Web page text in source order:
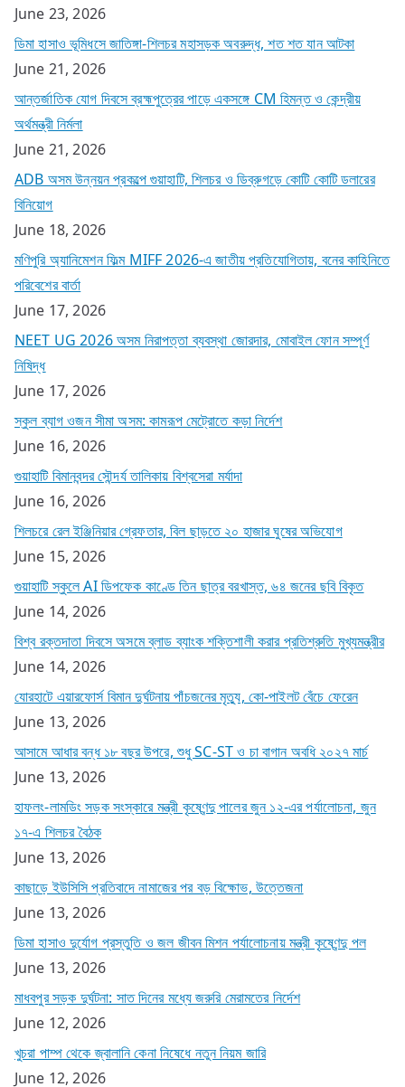
June 23, 2026
ডিমা হাসাও ভূমিধসে জাতিঙ্গা-শিলচর মহাসড়ক অবরুদ্ধ, শত শত যান আটকা
June 21, 2026
আন্তর্জাতিক যোগ দিবসে ব্রহ্মপুত্রের পাড়ে একসঙ্গে CM হিমন্ত ও কেন্দ্রীয়
অর্থমন্ত্রী নির্মলা
June 21, 2026
ADB অসম উন্নয়ন প্রকল্পে গুয়াহাটি, শিলচর ও ডিব্রুগড়ে কোটি কোটি ডলারের
বিনিয়োগ
June 18, 2026
মণিপুরি অ্যানিমেশন ফিল্ম MIFF 2026-এ জাতীয় প্রতিযোগিতায়, বনের কাহিনিতে
পরিবেশের বার্তা
June 17, 2026
NEET UG 2026 অসম নিরাপত্তা ব্যবস্থা জোরদার, মোবাইল ফোন সম্পূর্ণ
নিষিদ্ধ
June 17, 2026
স্কুল ব্যাগ ওজন সীমা অসম: কামরূপ মেট্রোতে কড়া নির্দেশ
June 16, 2026
গুয়াহাটি বিমানবন্দর সৌন্দর্য তালিকায় বিশ্বসেরা মর্যাদা
June 16, 2026
শিলচরে রেল ইঞ্জিনিয়ার গ্রেফতার, বিল ছাড়তে ২০ হাজার ঘুষের অভিযোগ
June 15, 2026
গুয়াহাটি স্কুলে AI ডিপফেক কাণ্ডে তিন ছাত্র বরখাস্ত, ৬৪ জনের ছবি বিকৃত
June 14, 2026
বিশ্ব রক্তদাতা দিবসে অসমে ব্লাড ব্যাংক শক্তিশালী করার প্রতিশ্রুতি মুখ্যমন্ত্রীর
June 14, 2026
যোরহাটে এয়ারফোর্স বিমান দুর্ঘটনায় পাঁচজনের মৃত্যু, কো-পাইলট বেঁচে ফেরেন
June 13, 2026
আসামে আধার বন্ধ ১৮ বছর উপরে, শুধু SC-ST ও চা বাগান অবধি ২০২৭ মার্চ
June 13, 2026
হাফলং-লামডিং সড়ক সংস্কারে মন্ত্রী কৃষ্ণেন্দু পালের জুন ১২-এর পর্যালোচনা, জুন
১৭-এ শিলচর বৈঠক
June 13, 2026
কাছাড়ে ইউসিসি প্রতিবাদে নামাজের পর বড় বিক্ষোভ, উত্তেজনা
June 13, 2026
ডিমা হাসাও দুর্যোগ প্রস্তুতি ও জল জীবন মিশন পর্যালোচনায় মন্ত্রী কৃষ্ণেন্দু পল
June 13, 2026
মাধবপুর সড়ক দুর্ঘটনা: সাত দিনের মধ্যে জরুরি মেরামতের নির্দেশ
June 12, 2026
খুচরা পাম্প থেকে জ্বালানি কেনা নিষেধে নতুন নিয়ম জারি
June 12, 2026